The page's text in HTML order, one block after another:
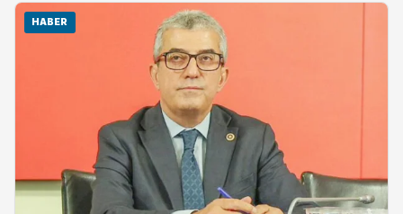
HABER